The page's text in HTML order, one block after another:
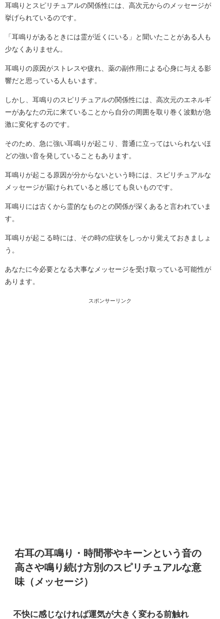
耳鳴りとスピリチュアルの関係性には、高次元からのメッセージが
挙げられているのです。
「耳鳴りがあるときには霊が近くにいる」と聞いたことがある人も
少なくありません。
耳鳴りの原因がストレスや疲れ、薬の副作用による心身に与える影
響だと思っている人もいます。
しかし、耳鳴りのスピリチュアルの関係性には、高次元のエネルギ
ーがあなたの元に来ていることから自分の周囲を取り巻く波動が急
激に変化するのです。
そのため、急に強い耳鳴りが起こり、普通に立ってはいられないほ
どの強い音を発していることもあります。
耳鳴りが起こる原因が分からないという時には、スピリチュアルな
メッセージが届けられていると感じても良いものです。
耳鳴りには古くから霊的なものとの関係が深くあると言われていま
す。
耳鳴りが起こる時には、その時の症状をしっかり覚えておきましょ
う。
あなたに今必要となる大事なメッセージを受け取っている可能性が
あります。
スポンサーリンク
右耳の耳鳴り・時間帯やキーンという音の
高さや鳴り続け方別のスピリチュアルな意
味（メッセージ）
不快に感じなければ運気が大きく変わる前触れ